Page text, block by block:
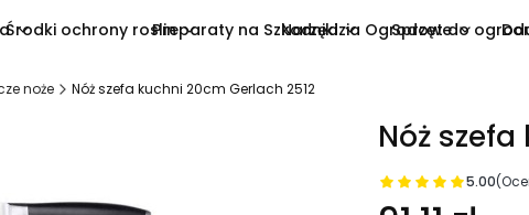
Środki ochrony roslinPreparaty na SzkodnikiNarzędzia Ogrodowe
Sprzęt do
noże Nóż szefa kuchni 20cm Gerlach 2512
Nóż
5.00